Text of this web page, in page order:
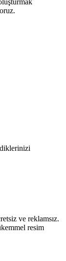
ve reklamsız.
resim